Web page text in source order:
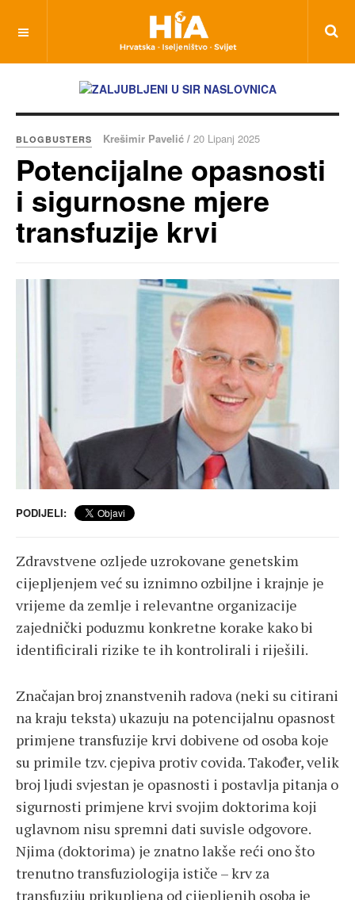
BLOGBUSTERS Krešimir Pavelić / 20 Lipanj 2025
Potencijalne opasnosti
i sigurnosne mjere
transfuzije krvi
PODIJELI:
Zdravstvene ozljede uzrokovane genetskim
cijepljenjem već su iznimno ozbiljne i krajnje je
vrijeme da zemlje i relevantne organizacije
zajednički poduzmu konkretne korake kako bi
identificirali rizike te ih kontrolirali i riješili.
Značajan broj znanstvenih radova (neki su citirani
na kraju teksta) ukazuju na potencijalnu opasnost
primjene transfuzije krvi dobivene od osoba koje
su primile tzv. cjepiva protiv covida. Također, velik
broj ljudi svjestan je opasnosti i postavlja pitanja o
sigurnosti primjene krvi svojim doktorima koji
uglavnom nisu spremni dati suvisle odgovore.
Njima (doktorima) je znatno lakše reći ono što
trenutno transfuziologija ističe – krv za
transfuziju prikupljena od cijepljenih osoba je